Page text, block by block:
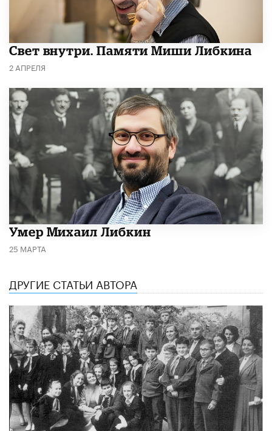
​Свет внутри. Памяти Миши Либкина
2 АПРЕЛЯ
​Умер Михаил Либкин
25 МАРТА
ДРУГИЕ СТАТЬИ АВТОРА